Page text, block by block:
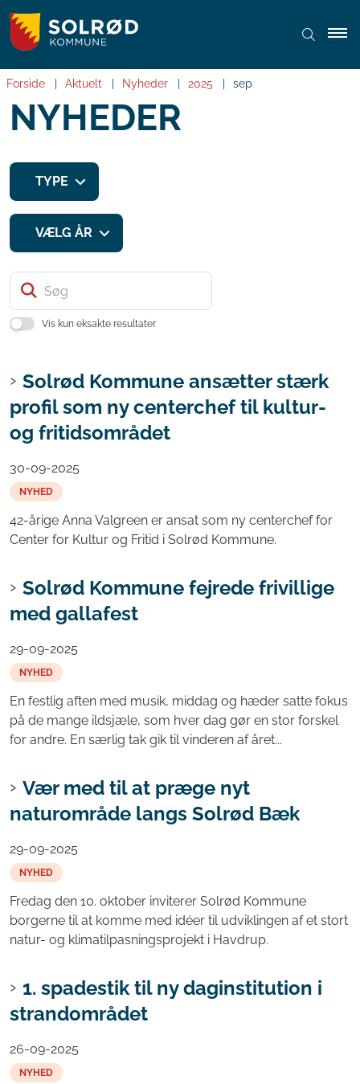
Forside Aktuelt Nyheder 2025 sep
NYHEDER
Søg
Vis kun eksakte resultater
TYPE
VÆLG ÅR
Solrød Kommune ansætter stærk
profil som ny centerchef til kultur-
og fritidsområdet
30-09-2025
NYHED
42-årige Anna Valgreen er ansat som ny centerchef for
Center for Kultur og Fritid i Solrød Kommune.
Solrød Kommune fejrede frivillige
med gallafest
29-09-2025
NYHED
En festlig aften med musik, middag og hæder satte fokus
på de mange ildsjæle, som hver dag gør en stor forskel
for andre. En særlig tak gik til vinderen af året...
Vær med til at præge nyt
naturområde langs Solrød Bæk
29-09-2025
NYHED
Fredag den 10. oktober inviterer Solrød Kommune
borgerne til at komme med idéer til udviklingen af et stort
natur- og klimatilpasningsprojekt i Havdrup.
1. spadestik til ny daginstitution i
strandområdet
26-09-2025
NYHED